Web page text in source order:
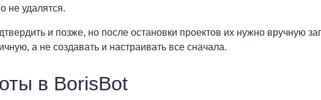
не удалятся.
и позже, но после остановки проектов их нужно вручную
а не создавать и настраивать все сначала.
в BorisBot